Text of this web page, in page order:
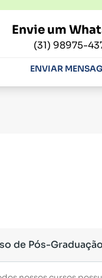
Envie um
(31) 98975-
ENVIAR
de Pós-